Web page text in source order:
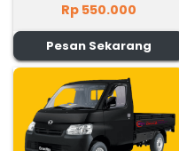
Rp 550.000
Pesan Sekarang